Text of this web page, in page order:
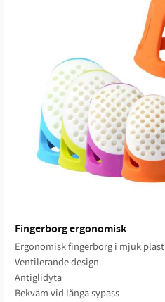
Fingerborg ergonomisk
Ergonomisk fingerborg i mjuk plast
Ventilerande design
Antiglidyta
Bekväm vid långa sypass